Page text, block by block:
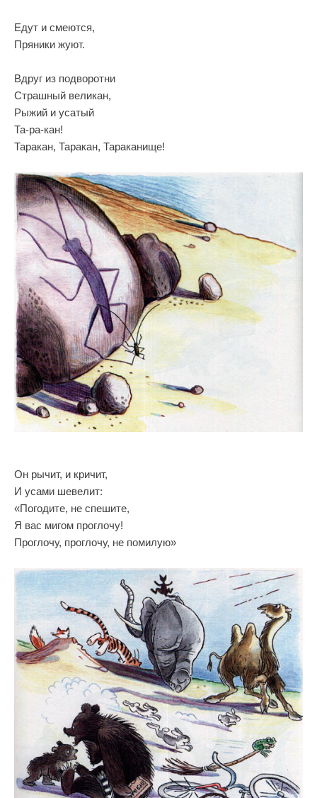
Едут и смеются,
Пряники жуют.
Вдруг из подворотни
Страшный великан,
Рыжий и усатый
Та-ра-кан!
Таракан, Таракан, Тараканище!
Он рычит, и кричит,
И усами шевелит:
«Погодите, не спешите,
Я вас мигом проглочу!
Проглочу, проглочу, не помилую»